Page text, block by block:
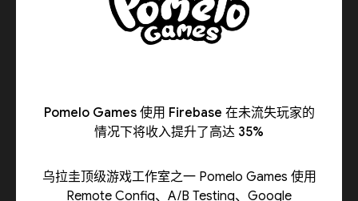
Pomelo Games 使用 Firebase 在未流失玩家的
情况下将收入提升了高达 35%
乌拉圭顶级游戏工作室之一 Pomelo Games 使用
Remote Config、A/B Testing、Google